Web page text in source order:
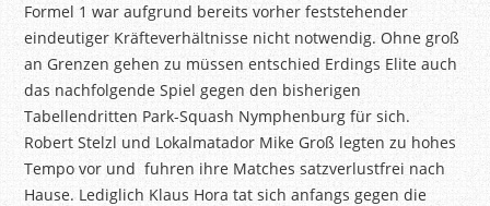
Formel 1 war aufgrund bereits vorher feststehender
eindeutiger Kräfteverhältnisse nicht notwendig. Ohne groß
an Grenzen gehen zu müssen entschied Erdings Elite auch
das nachfolgende Spiel gegen den bisherigen
Tabellendritten Park-Squash Nymphenburg für sich.
RobertStelzl und Lokalmatador Mike Groß legten zu hohes
Tempo vor und fuhren ihre Matches satzverlustfrei nach
Hause. Lediglich Klaus Hora tat sich anfangs gegen die